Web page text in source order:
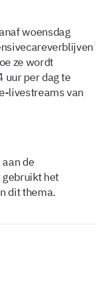
woensdag
ze wordt
uur per dag te
livestreams van
de
gebruikt het
dit thema.